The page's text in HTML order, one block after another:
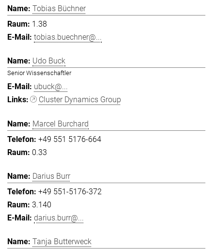
Tobias Büchner
1.38
tobias.buechner@...
Udo Buck
Senior Wissenschaftler
ubuck@...
Cluster Dynamics Group
Marcel Burchard
+49 551 5176-664
0.33
Darius Burr
+49 551-5176-372
3.140
darius.burr@...
Tanja Butterweck